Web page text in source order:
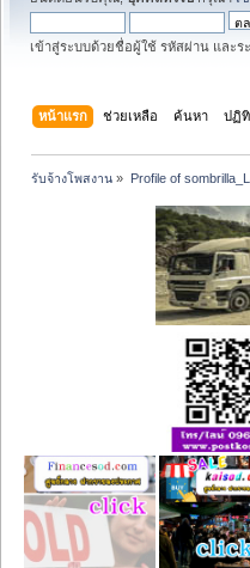
เข้าสู่ระบบด้วยชื่อผู้ใช้ รหัสผ่าน และร
หน้าแรก ช่วยเหลือ ค้นหา ปฏิ
รับจ้างโพสงาน » Profile of